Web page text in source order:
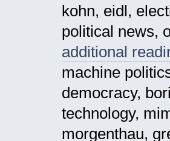
kohn, eidl,
political news,
additional
machine
democracy,
technology,
morgenthau,